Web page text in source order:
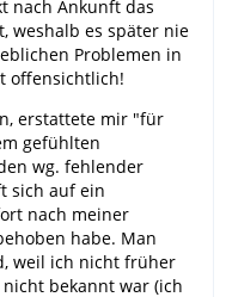
nach Ankunft das
weshalb es später nie
Problemen in
offensichtlich!
erstattete mir "für
gefühlten
wg. fehlender
sich auf ein
nach meiner
habe. Man
weil ich nicht früher
bekannt war (ich